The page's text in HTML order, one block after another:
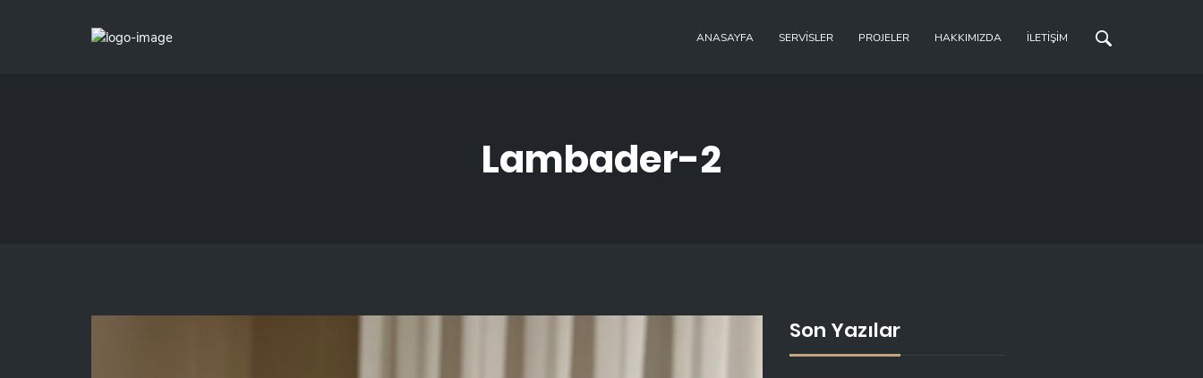
ANASAYFA SERVISLER PROJELER HAKKIMIZDA İLETIŞIM
Lambader-2
Son Yazılar